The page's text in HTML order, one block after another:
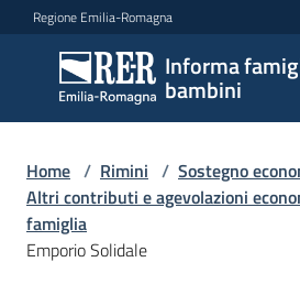
Vai al contenuto
Vai alla navigazione
Vai al footer
Regione Emilia-Romagna
Informa
bambini
Informa
famiglie
e
bambini
Argomenti
Home / Rimini / Sostegno
Altri contributi e agevolazioni
famiglia
Emporio Solidale